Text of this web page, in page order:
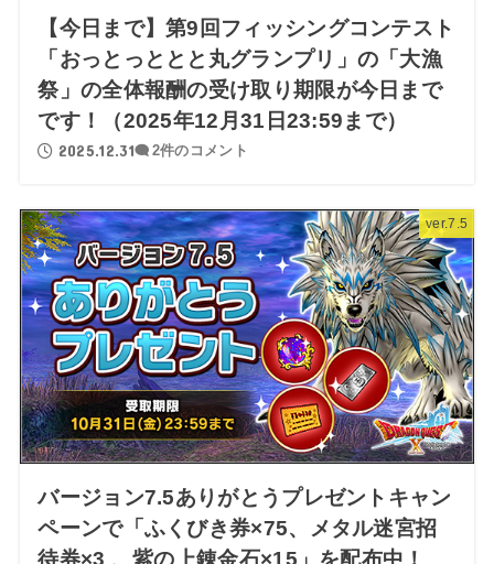
【今日まで】第9回フィッシングコンテスト
「おっとっととと丸グランプリ」の「大漁
祭」の全体報酬の受け取り期限が今日まで
です！（2025年12月31日23:59まで）
2025.12.31 2件のコメント
ver.7.5
バージョン7.5ありがとうプレゼントキャン
ペーンで「ふくびき券×75、メタル迷宮招
待券×3 、紫の上錬金石×15」を配布中！